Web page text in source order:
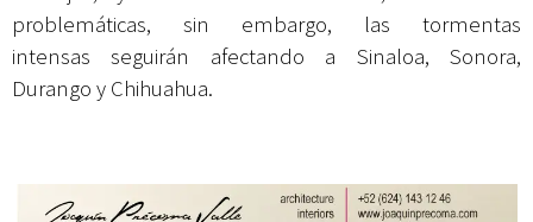
problemáticas, sin embargo, las tormentas
intensas seguirán afectando a Sinaloa, Sonora,
Durango y Chihuahua.